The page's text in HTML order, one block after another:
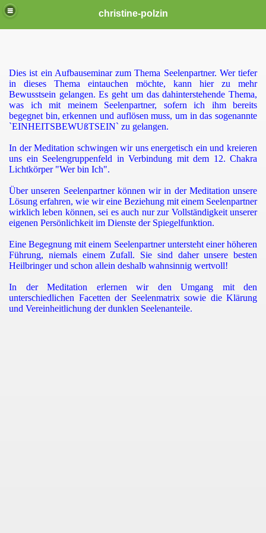
christine-polzin
Dies ist ein Aufbauseminar zum Thema Seelenpartner. Wer tiefer
in dieses Thema eintauchen möchte, kann hier zu mehr
Bewusstsein gelangen. Es geht um das dahinterstehende Thema,
was ich mit meinem Seelenpartner, sofern ich ihm bereits
begegnet bin, erkennen und auflösen muss, um in das sogenannte
`EINHEITSBEWUßTSEIN` zu gelangen.
In der Meditation schwingen wir uns energetisch ein und kreieren
uns ein Seelengruppenfeld in Verbindung mit dem 12. Chakra
Lichtkörper "Wer bin Ich".
Über unseren Seelenpartner können wir in der Meditation unsere
Lösung erfahren, wie wir eine Beziehung mit einem Seelenpartner
wirklich leben können, sei es auch nur zur Vollständigkeit unserer
eigenen Persönlichkeit im Dienste der Spiegelfunktion.
Eine Begegnung mit einem Seelenpartner untersteht einer höheren
Führung, niemals einem Zufall. Sie sind daher unsere besten
Heilbringer und schon allein deshalb wahnsinnig wertvoll!
In der Meditation erlernen wir den Umgang mit den
unterschiedlichen Facetten der Seelenmatrix sowie die Klärung
und Vereinheitlichung der dunklen Seelenanteile.
Beratung oder Energiearbeit
verwandeln